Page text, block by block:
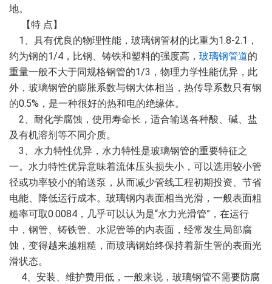
地。
【特 点】
1、具有优良的物理性能，玻璃钢管材的比重为1.8-2.1，
约为钢的1/4，比钢、铸铁和塑料的强度高， 玻璃钢管道的
重量一般不大于同规格钢管的1/3，物理力学性能优异，此
外，玻璃钢管的膨胀系数与钢大体相当，热传导系数只有钢
的0.5%，是一种很好的热和电的绝缘体。
2、耐化学腐蚀，使用寿命长，适合输送各种酸、碱、盐
及有机溶剂等不同介质。
3、水力特性优异，水力特性是玻璃钢管的重要特征之
一。水力特性优异意味着流体压头损失小，可以选用较小管
径或功率较小的输送泵，从而减少管线工程初期投资、节省
电能、降低运行成本。玻璃钢内表面相当光滑，一般表面粗
糙率可取0.0084，几乎可以认为是“水力光滑管”，在运行
中，钢管、铸铁管、水泥管等的内表面，经常发生局部腐
蚀，变得越来越粗糙，而玻璃钢始终保持着新生管的表面光
滑状态。
4、安装、维护费用低，一般来说，玻璃钢管不需要防腐